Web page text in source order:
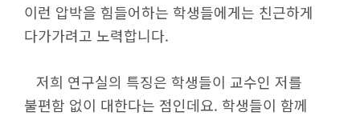
이런 압박을 힘들어하는 학생들에게는 친근하게
다가가려고 노력합니다.
저희 연구실의 특징은 학생들이 교수인 저를
불편함 없이 대한다는 점인데요. 학생들이 함께